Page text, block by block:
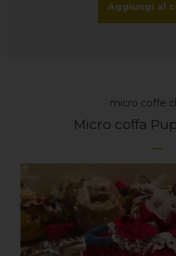
Aggiungi al
micro coffe
Micro coffa